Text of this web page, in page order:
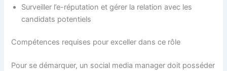
Surveiller l’e-réputation et gérer la relation avec les
candidats potentiels
Compétences requises pour exceller dans ce rôle
Pour se démarquer, un social media manager doit posséder